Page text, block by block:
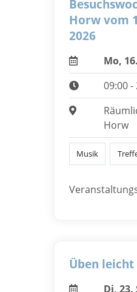
Horw vom
2026
Mo,
09:00 -
Horw
Musik
Üben
Di, 23.